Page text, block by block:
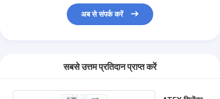
अब से संपर्क करें
सबसे उत्तम प्रतिदान प्राप्त करें